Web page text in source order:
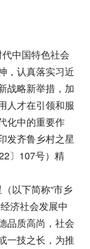
中国特色社会
，认真落实习近
战略新举措，加
人才在引领和服
化中的重要作
发齐鲁乡村之星
〕107号）精
以下简称“市乡
济社会发展中
品质高尚，社会
一技之长，为推